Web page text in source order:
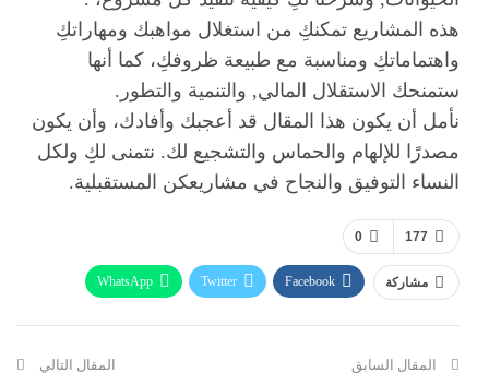
هذه المشاريع تمكنكِ من استغلال مواهبك ومهاراتكِ
واهتماماتكِ ومناسبة مع طبيعة ظروفكِ، كما أنها
ستمنحك الاستقلال المالي, والتنمية والتطور.
نأمل أن يكون هذا المقال قد أعجبك وأفادك، وأن يكون
مصدرًا للإلهام والحماس والتشجيع لك. نتمنى لكِ ولكل
النساء التوفيق والنجاح في مشاريعكن المستقبلية.
0 177
مشاركة Facebook
Twitter
WhatsApp
المقال السابق المقال التالي